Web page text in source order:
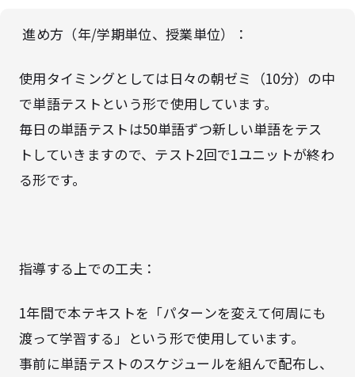
進め方（年/学期単位、授業単位）：
使用タイミングとしては日々の朝ゼミ（10分）の中
で単語テストという形で使用しています。
毎日の単語テストは50単語ずつ新しい単語をテス
トしていきますので、テスト2回で1ユニットが終わ
る形です。
指導する上での工夫：
1年間で本テキストを「パターンを変えて何周にも
渡って学習する」という形で使用しています。
事前に単語テストのスケジュールを組んで配布し、